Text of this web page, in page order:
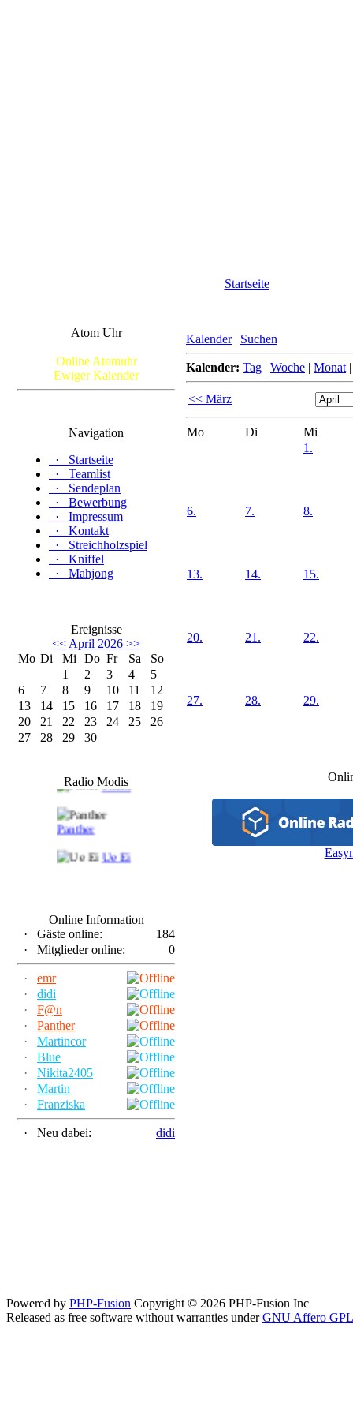
Startseite
Atom Uhr
Online Atomuhr
Ewiger Kalender
Navigation
·
Startseite
·
Teamlist
·
Sendeplan
·
Bewerbung
·
Impressum
·
Kontakt
·
Streichholzspiel
·
Kniffel
·
Mahjong
Ereignisse
<< April 2026 >>
Mo Di Mi Do Fr Sa
So
1
2 3 4
5
6
7 8 9 10 11
12
13
14 15 16 17 18
19
20
21 22 23 24 25
26
27
28 29 30
Radio Modis
Frank
Panther
Ue Ei
Online Information
·
Gäste online:
184
·
Mitglieder online: 0
·
emr
·
didi
·
F@n
·
Panther
·
Martincor
·
Blue
·
Nikita2405
·
Martin
·
Franziska
· Neu dabei: didi
Kalender | Suchen
Kalender: Tag | Woche | Monat
<< März
Mo Di
Mi
1.
6. 7. 8.
13. 14. 15.
20. 21. 22.
27. 28. 29.
Powered by PHP-Fusion Copyright © 2026 PHP-Fusion Inc
Released as free software without warranties underGNU Affero GPL